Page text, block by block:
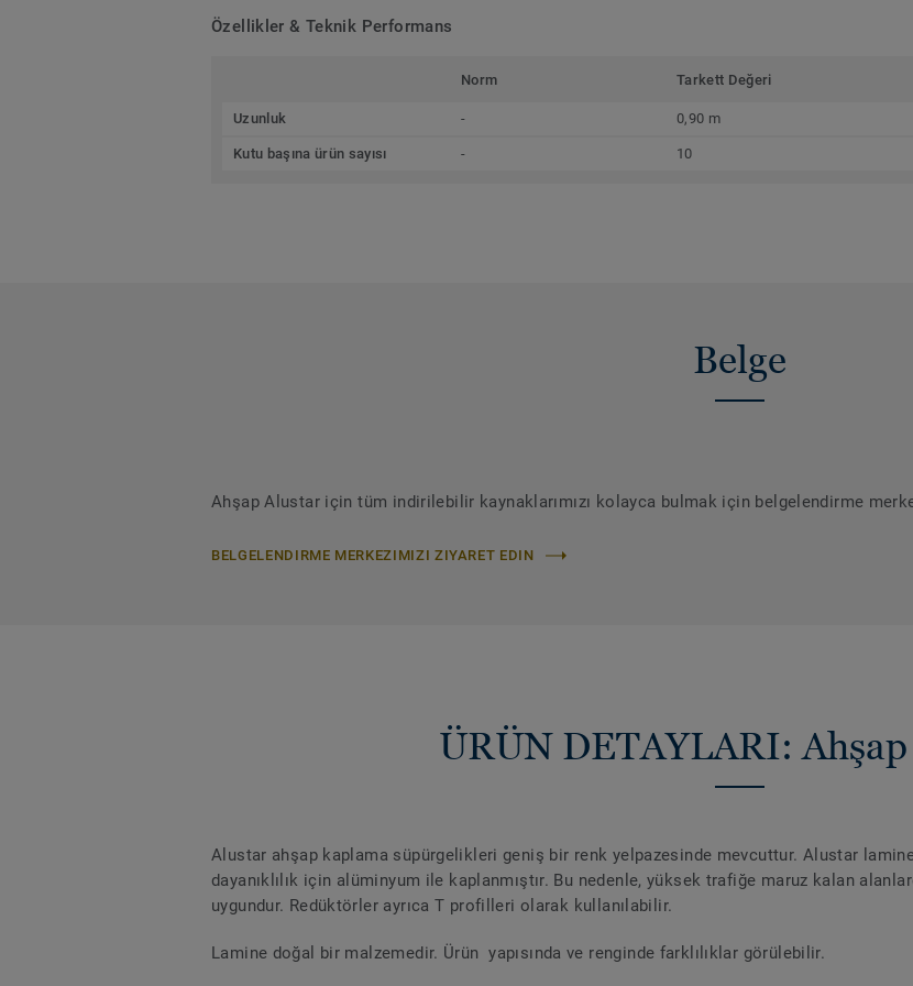
Özellikler & Teknik Performans
Norm Tarkett Değeri
Uzunluk - 0,90 m
Kutu başına ürün sayısı - 10
Belge
Ahşap Alustar için tüm indirilebilir kaynaklarımızı kolayca bulmak için belgelendirme
BELGELENDIRME MERKEZIMIZI ZIYARET EDIN
ÜRÜN DETAYLARI:
Alustar ahşap kaplama süpürgelikleri geniş bir renk yelpazesinde mevcuttur. Alustar
dayanıklılık için alüminyum ile kaplanmıştır. Bu nedenle, yüksek trafiğe maruz kalan
uygundur. Redüktörler ayrıca T profilleri olarak kullanılabilir.
Lamine doğal bir malzemedir. Ürün yapısında ve renginde farklılıklar görülebilir.